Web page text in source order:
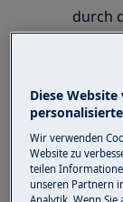
durch
Die
in
Diese
Wir verwenden
Website zu
teilen
unseren Partnern